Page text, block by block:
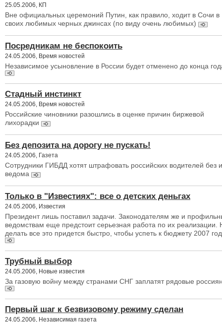
25.05.2006, КП
Вне официальных церемоний Путин, как правило, ходит в Сочи в
своих любимых черных джинсах (по виду очень любимых)
Посредникам не беспокоить
24.05.2006, Время новостей
Независимое усыновление в России будет отменено до конца
Стадный инстинкт
24.05.2006, Время новостей
Российские чиновники разошлись в оценке причин биржевой
лихорадки
Без депозита на дорогу не пускать!
24.05.2006, Газета
Сотрудники ГИБДД хотят штрафовать российских водителей без
ведома
Только в "Известиях": все о детских деньгах
24.05.2006, Известия
Президент лишь поставил задачи. Законодателям же и
ведомствам еще предстоит серьезная работа по их реализации.
делать все это придется быстро, чтобы успеть к бюджету 2007
Трубный выбор
24.05.2006, Новые известия
За газовую войну между странами СНГ заплатят рядовые
Первый шаг к безвизовому режиму сделан
24.05.2006, Независимая газета